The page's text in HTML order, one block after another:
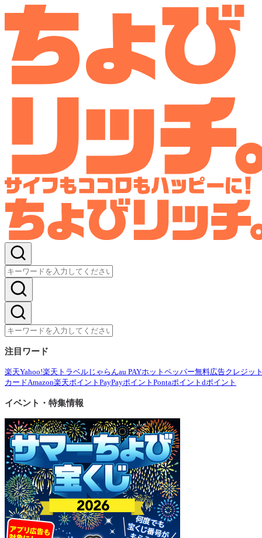
注目ワード
楽天Yahoo!楽天トラベル じゃらんau PAYホットペッパー無料広告クレジッ
カードAmazon楽天ポイント PayPayポイント Pontaポイント dポイント
イベント・特集情報